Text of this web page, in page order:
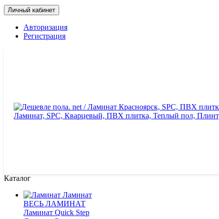
Личный кабинет
Авторизация
Регистрация
Каталог
Ламинат
ВЕСЬ ЛАМИНАТ
Ламинат Quick Step